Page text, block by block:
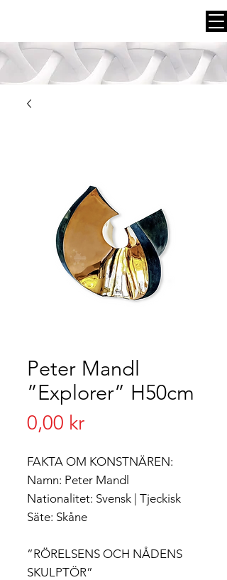
Peter Mandl
”Explorer” H50cm
0,00 krPris
FAKTA OM KONSTNÄREN:
Namn: Peter Mandl
Nationalitet: Svensk | Tjeckisk
Säte: Skåne
”RÖRELSENS OCH NÅDENS
SKULPTÖR”